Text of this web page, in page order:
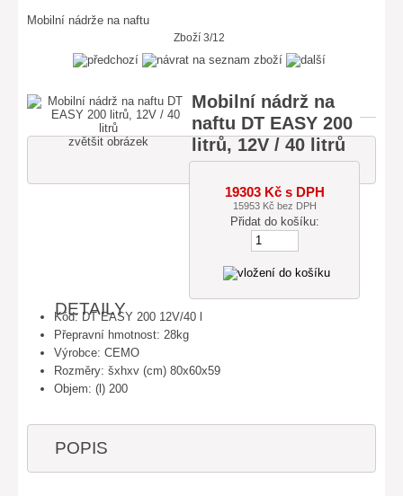
Mobilní nádrže na naftu
Zboží 3/12
zvětšit obrázek
Mobilní nádrž na
naftu DT EASY 200
litrů, 12V / 40 litrů
19303 Kč s DPH
15953 Kč bez DPH
DETAILY
Kód: DT EASY 200 12V/40 l
Přepravní hmotnost: 28kg
Výrobce: CEMO
Rozměry: šxhxv (cm) 80x60x59
Objem: (l) 200
POPIS